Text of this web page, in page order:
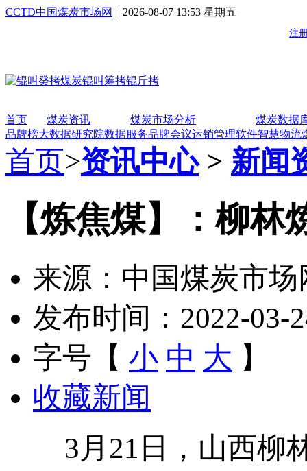
CCTD中国煤炭市场网 | 2026-08-07 13:53 星期五
首页 煤炭资讯 煤炭市场分析
煤炭数据
品牌榜大数据研究院数据服务品牌会议运销管理软件智慧物流
首页>资讯中心> 新闻
【炼焦煤】：柳林
来源：中国煤炭市场
发布时间：2022-03-
字号【 小 中 大 】
收藏新闻
3月21日，山西柳